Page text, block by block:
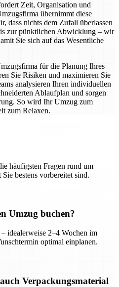
Zeit, Organisation und
übernimmt diese
dass nichts dem Zufall überlassen
zur pünktlichen Abwicklung – wir
Sie sich auf das Wesentliche
für die Planung Ihres
Sie Risiken und maximieren Sie
analysieren Ihren individuellen
Ablaufplan und sorgen
So wird Ihr Umzug zum
zum Relaxen.
häufigsten Fragen rund um
bestens vorbereitet sind.
Umzug buchen?
idealerweise 2–4 Wochen im
optimal einplanen.
Verpackungsmaterial